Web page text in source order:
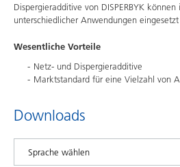
Dispergieradditive von DISPERBYK
unterschiedlicher Anwendungen eingesetzt
Wesentliche Vorteile
Netz- und Dispergieradditive
Marktstandard für eine Vielzahl von
Downloads